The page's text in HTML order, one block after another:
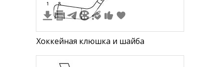
1 8
Хоккейная клюшка и шайба